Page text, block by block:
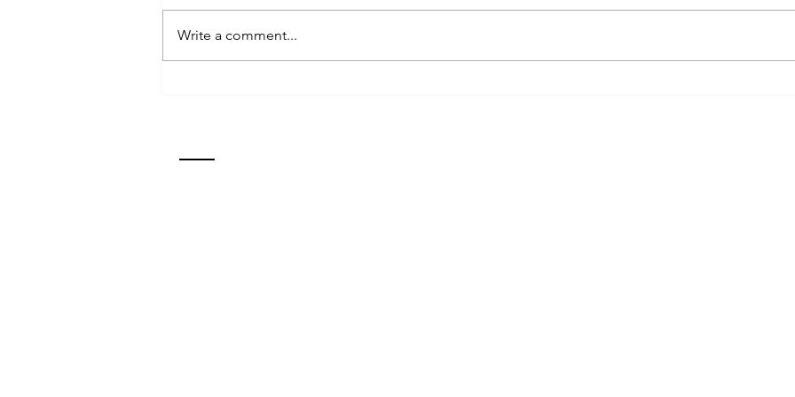
Escape tower! Iarba
Write a comment...